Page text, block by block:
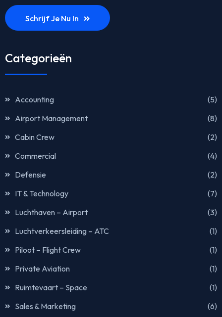
Schrijf Je Nu In
Categorieën
Accounting
(5)
Airport Management
(8)
Cabin Crew
(2)
Commercial
(4)
Defensie
(2)
IT & Technology
(7)
Luchthaven – Airport
(3)
Luchtverkeersleiding – ATC
(1)
Piloot – Flight Crew
(1)
Private Aviation
(1)
Ruimtevaart – Space
(1)
Sales & Marketing
(6)